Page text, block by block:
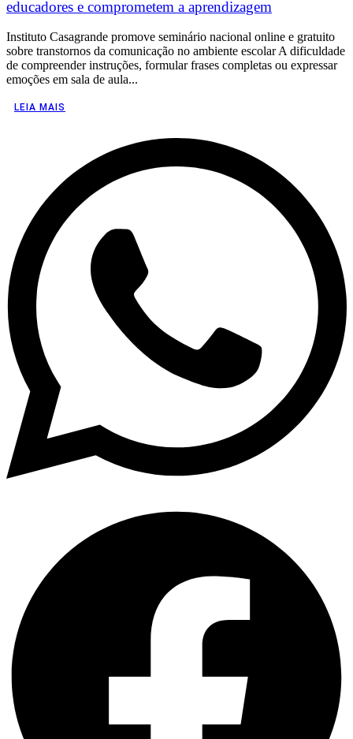
educadores e comprometem a aprendizagem
Instituto Casagrande promove seminário nacional online e gratuito
sobre transtornos da comunicação no ambiente escolar A dificuldade
de compreender instruções, formular frases completas ou expressar
emoções em sala de aula...
LEIA MAIS